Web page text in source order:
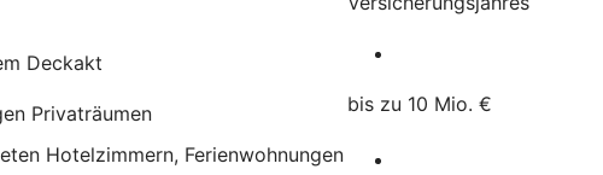
Deckakt
Privaträumen bis zu 10 Mio. €
Hotelzimmern, Ferienwohnungen